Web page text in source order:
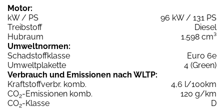
Motor:
kW / PS
96 kW / 131 PS
Treibstoff
Diesel
Hubraum
1.598 cm³
Umweltnormen:
Schadstoffklasse
Euro 6e
Umweltplakette
4 (Green)
Verbrauch und Emissionen nach WLTP:
Kraftstoffverbr. komb.
4,6 l/100km
CO2-Emissionen komb.
120 g/km
CO2-Klasse D